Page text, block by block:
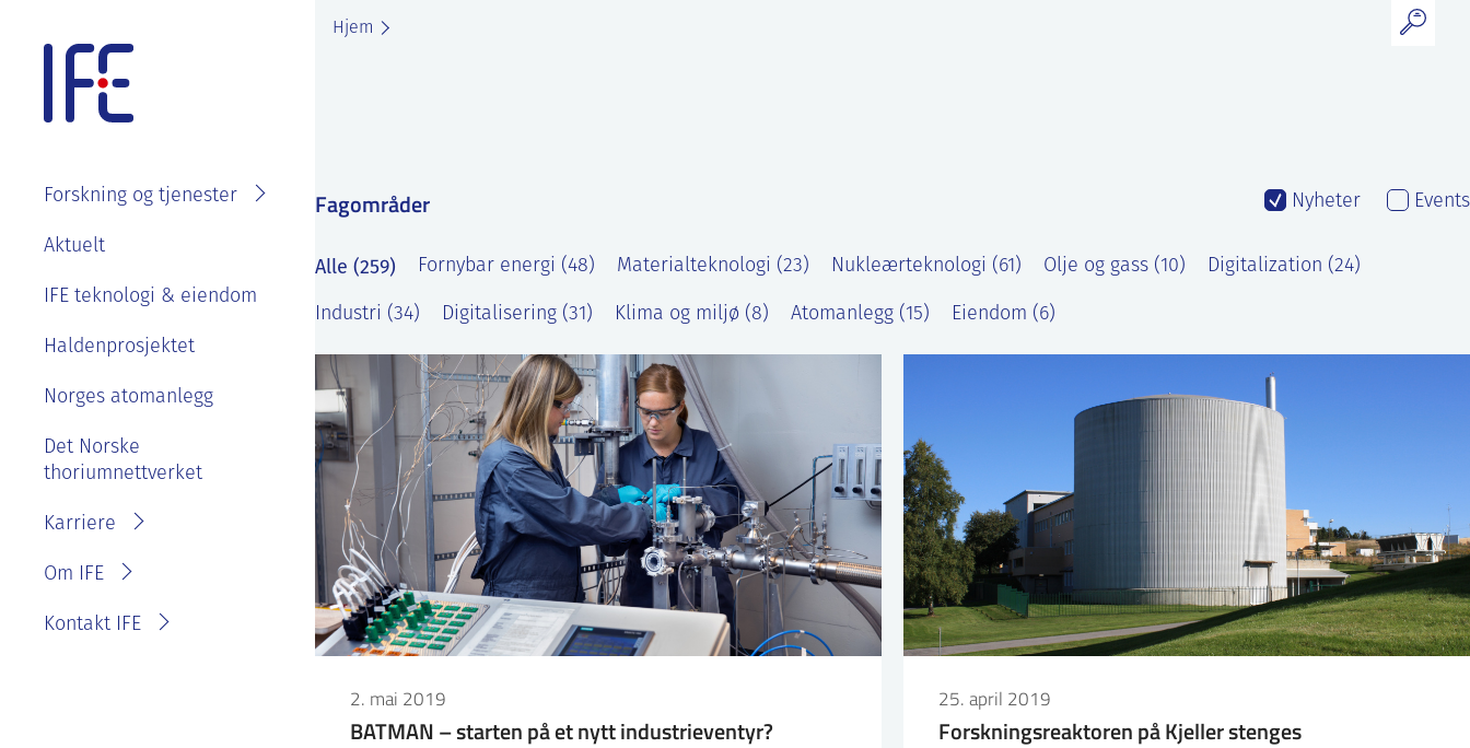
Forskning og tjenester
Prosjekter
Laboratorier
Tjenester
Aktuelt
IFE teknologi & eiendom
Haldenprosjektet
Norges atomanlegg
Det Norske
thoriumnettverket
Karriere
Se ledige stillinger
velferdsordninger
Sommerjobb eller
masteroppgave på
Om IFE
Om IFE
rapporter
Bærekraft og etikk
IFE sin historie
Personvernerklæring for
Kontakt IFE
Kontakt IFE
Våre ansatte
Fakturainformasjon
Varsling eller melde
Hjem
Fagområder Nyheter Events
Alle (259) Fornybar energi (48) Materialteknologi (23) Nukleærteknologi (61) Olje og gass (10) Digitalization (24)
Industri (34) Digitalisering (31) Klima og miljø (8) Atomanlegg (15) Eiendom (6)
2. mai 2019
BATMAN – starten på et nytt industrieventyr?
25. april 2019
Forskningsreaktoren på Kjeller stenges